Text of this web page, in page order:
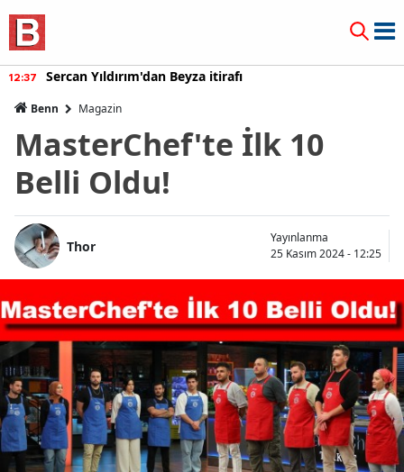
12:37 Sercan Yıldırım'dan Beyza itirafı
Benn Magazin
MasterChef'te İlk 10
Belli Oldu!
Thor
Yayınlanma
25 Kasım 2024 - 12:25